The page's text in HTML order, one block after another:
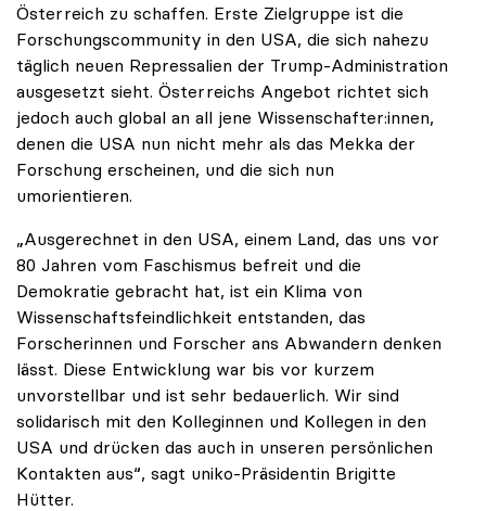
Österreich zu schaffen. Erste Zielgruppe ist die
Forschungscommunity in den USA, die sich nahezu
täglich neuen Repressalien der Trump-Administration
ausgesetzt sieht. Österreichs Angebot richtet sich
jedoch auch global an all jene Wissenschafter:innen,
denen die USA nun nicht mehr als das Mekka der
Forschung erscheinen, und die sich nun
umorientieren.
„Ausgerechnet in den USA, einem Land, das uns vor
80 Jahren vom Faschismus befreit und die
Demokratie gebracht hat, ist ein Klima von
Wissenschaftsfeindlichkeit entstanden, das
Forscherinnen und Forscher ans Abwandern denken
lässt. Diese Entwicklung war bis vor kurzem
unvorstellbar und ist sehr bedauerlich. Wir sind
solidarisch mit den Kolleginnen und Kollegen in den
USA und drücken das auch in unseren persönlichen
Kontakten aus“, sagt uniko-Präsidentin Brigitte
Hütter.